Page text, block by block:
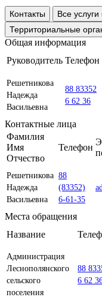
Контакты
Все услуги
Территориальные
Общая информация
Руководитель Телефон
Решетникова
Надежда
Васильевна
88 83352
6 62 36
Контактные лица
Фамилия
Имя
Отчество
Телефон
Решетникова
Надежда
Васильевна
88
(83352)
6-61-35
Места обращения
Название
Администрация
Леснополянского
сельского
поселения
88
6 62